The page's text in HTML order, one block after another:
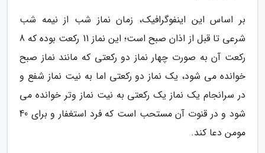
بر اساس این اینفوگرافیک، زمان نماز شب از نیمه شب
شرعی تا قبل از اذان صبح است؛ این نماز 11 رکعت بوده که 8
رکعت آن به صورت چهار نماز دو رکعتی که مانند نماز صبح
خوانده می شود، یک نماز دو رکعتی اما به نیت نماز شفع و
در سرانجام یک نماز یک رکعتی به نیت نماز وتر خوانده می
شود و در قنوت آن مستحب است که فرد استغفار و برای 40
مومن دعا کند.